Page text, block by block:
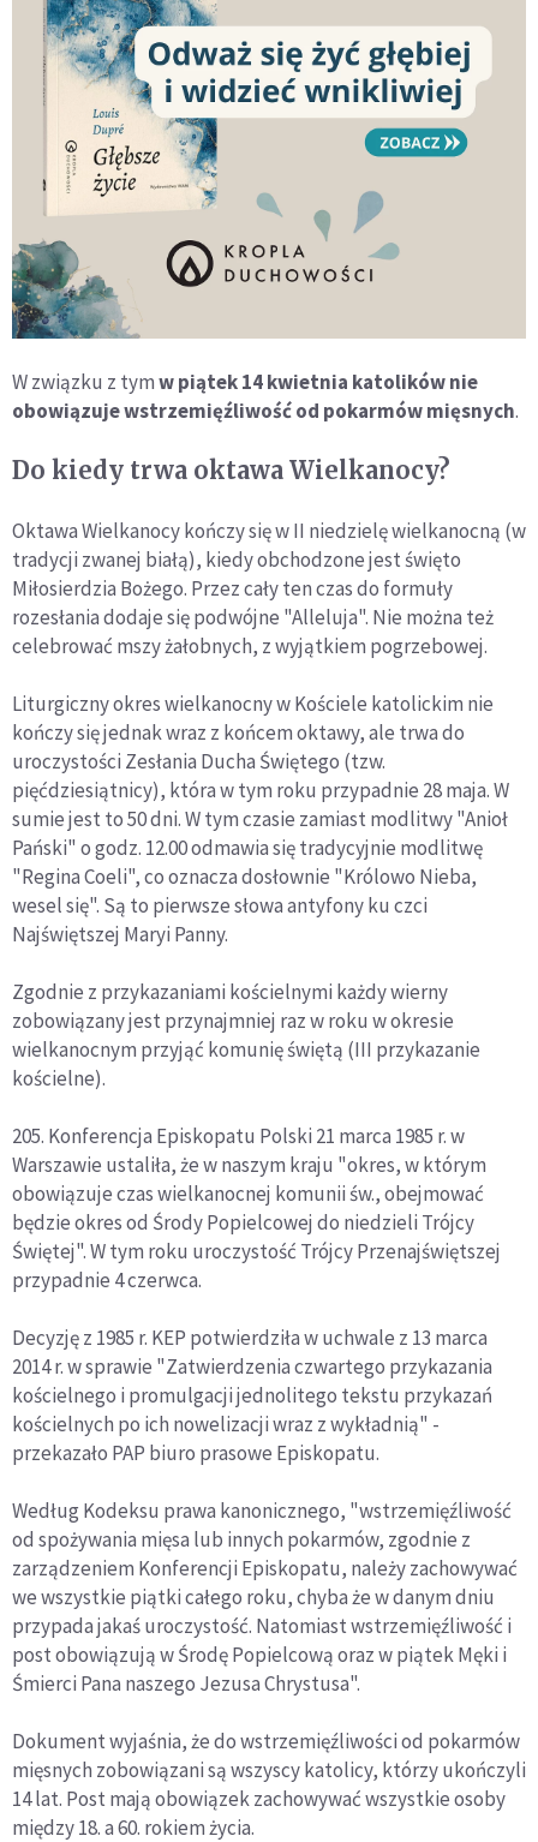
W związku z tymw piątek 14 kwietnia katolików nie
obowiązuje wstrzemięźliwość od pokarmów mięsnych.
Do kiedy trwa oktawa Wielkanocy?
Oktawa Wielkanocy kończy się w II niedzielę wielkanocną (w
tradycji zwanej białą), kiedy obchodzone jest święto
Miłosierdzia Bożego. Przez cały ten czas do formuły
rozesłania dodaje się podwójne "Alleluja". Nie można też
celebrować mszy żałobnych, z wyjątkiem pogrzebowej.
Liturgiczny okres wielkanocny w Kościele katolickim nie
kończy się jednak wraz z końcem oktawy, ale trwa do
uroczystości Zesłania Ducha Świętego (tzw.
pięćdziesiątnicy), która w tym roku przypadnie 28 maja. W
sumie jest to 50 dni. W tym czasie zamiast modlitwy "Anioł
Pański" o godz. 12.00 odmawia się tradycyjnie modlitwę
"Regina Coeli", co oznacza dosłownie "Królowo Nieba,
wesel się". Są to pierwsze słowa antyfony ku czci
Najświętszej Maryi Panny.
Zgodnie z przykazaniami kościelnymi każdy wierny
zobowiązany jest przynajmniej raz w roku w okresie
wielkanocnym przyjąć komunię świętą (III przykazanie
kościelne).
205. Konferencja Episkopatu Polski 21 marca 1985 r. w
Warszawie ustaliła, że w naszym kraju "okres, w którym
obowiązuje czas wielkanocnej komunii św., obejmować
będzie okres od Środy Popielcowej do niedzieli Trójcy
Świętej". W tym roku uroczystość Trójcy Przenajświętszej
przypadnie 4 czerwca.
Decyzję z 1985 r. KEP potwierdziła w uchwale z 13 marca
2014 r. w sprawie "Zatwierdzenia czwartego przykazania
kościelnego i promulgacji jednolitego tekstu przykazań
kościelnych po ich nowelizacji wraz z wykładnią" -
przekazało PAP biuro prasowe Episkopatu.
Według Kodeksu prawa kanonicznego, "wstrzemięźliwość
od spożywania mięsa lub innych pokarmów, zgodnie z
zarządzeniem Konferencji Episkopatu, należy zachowywać
we wszystkie piątki całego roku, chyba że w danym dniu
przypada jakaś uroczystość. Natomiast wstrzemięźliwość i
post obowiązują w Środę Popielcową oraz w piątek Męki i
Śmierci Pana naszego Jezusa Chrystusa".
Dokument wyjaśnia, że do wstrzemięźliwości od pokarmów
mięsnych zobowiązani są wszyscy katolicy, którzy ukończyli
14 lat. Post mają obowiązek zachowywać wszystkie osoby
między 18. a 60. rokiem życia.